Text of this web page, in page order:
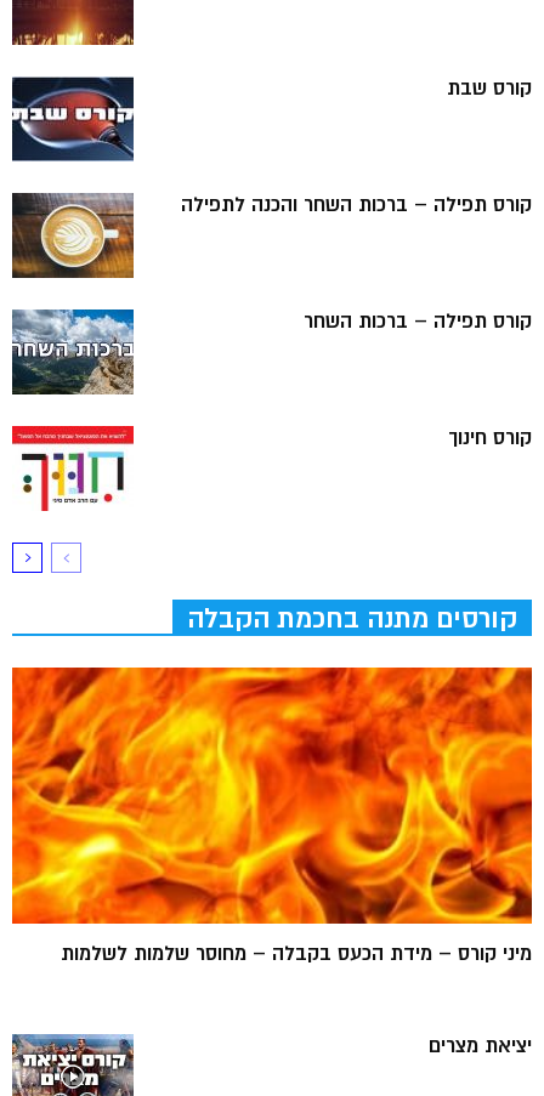
קורס שבת
קורס תפילה – ברכות השחר והכנה לתפילה
קורס תפילה – ברכות השחר
קורס חינוך
קורסים מתנה בחכמת הקבלה
מיני קורס – מידת הכעס בקבלה – מחוסר שלמות לשלמות
יציאת מצרים